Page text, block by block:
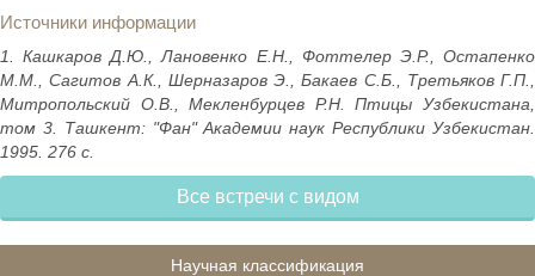
Источники информации
1. Кашкаров Д.Ю., Лановенко Е.Н., Фоттелер Э.Р., Остапенко
М.М., Сагитов А.К., Шерназаров Э., Бакаев С.Б., Третьяков Г.П.,
Митропольский О.В., Мекленбурцев Р.Н. Птицы Узбекистана,
том 3. Ташкент: "Фан" Академии наук Республики Узбекистан.
1995. 276 с.
Все встречи с видом
Научная классификация